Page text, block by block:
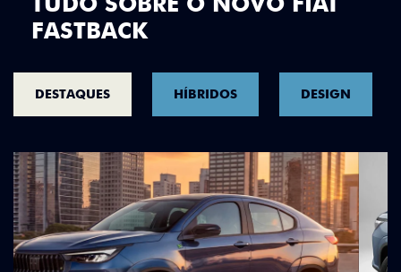
FASTBACK
DESTAQUES HÍBRIDOS DESIGN